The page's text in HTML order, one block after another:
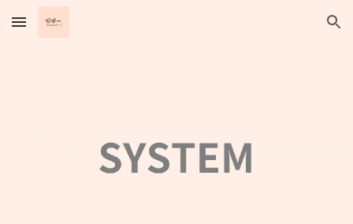
Skip to main content Skip to navigation